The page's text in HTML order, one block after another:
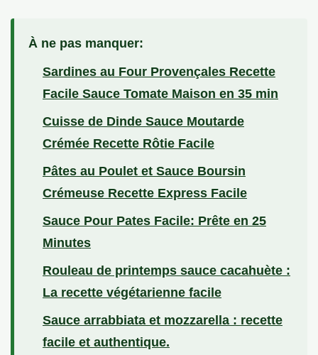
À ne pas manquer:
Sardines au Four Provençales Recette
Facile Sauce Tomate Maison en 35 min
Cuisse de Dinde Sauce Moutarde
Crémée Recette Rôtie Facile
Pâtes au Poulet et Sauce Boursin
Crémeuse Recette Express Facile
Sauce Pour Pates Facile: Prête en 25
Minutes
Rouleau de printemps sauce cacahuète :
La recette végétarienne facile
Sauce arrabbiata et mozzarella : recette
facile et authentique.